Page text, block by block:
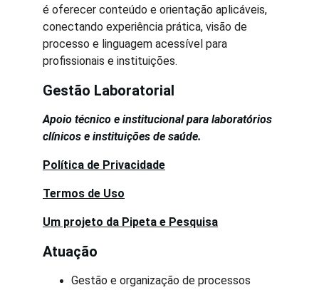
é oferecer conteúdo e orientação aplicáveis,
conectando experiência prática, visão de
processo e linguagem acessível para
profissionais e instituições.
Gestão Laboratorial
Atuação
Apoio técnico e institucional para laboratórios
clínicos e instituições de saúde.
Um projeto da Pipeta e Pesquisa
Gestão e organização de processos
Política de Privacidade
Termos de Uso